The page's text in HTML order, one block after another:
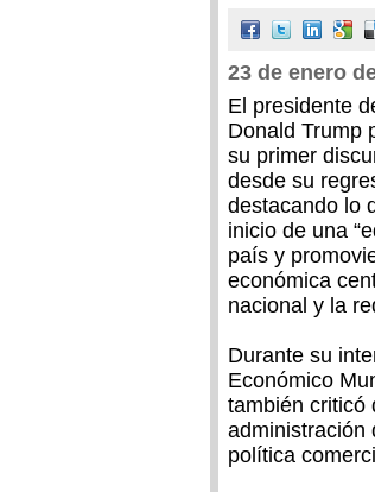
23 de enero
El presidente
Donald Trump
su primer
desde su
destacando lo
inicio de una
país y
económica
nacional y la
Durante su
Económico
también criticó
administración
política